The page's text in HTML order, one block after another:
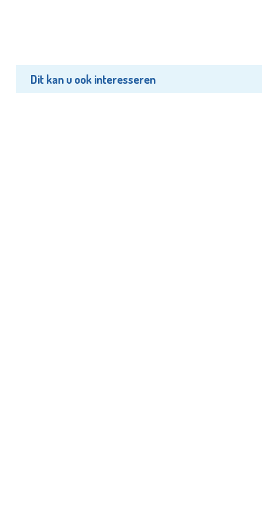
Dit kan u ook interesseren